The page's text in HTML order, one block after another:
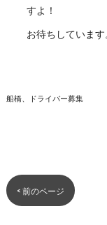
すよ！
お待ちしています
船橋、ドライバー募集
< 前のページ